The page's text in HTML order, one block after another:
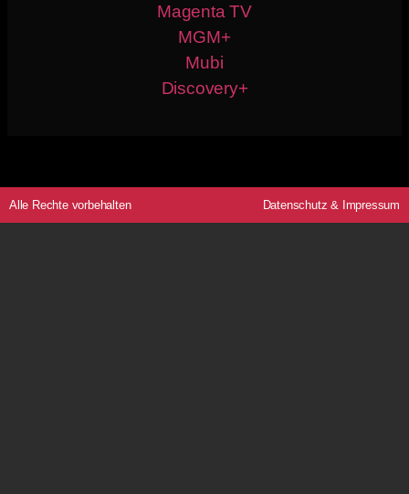
Magenta TV
MGM+
Mubi
Discovery+
Alle Rechte vorbehalten Datenschutz & Impressum